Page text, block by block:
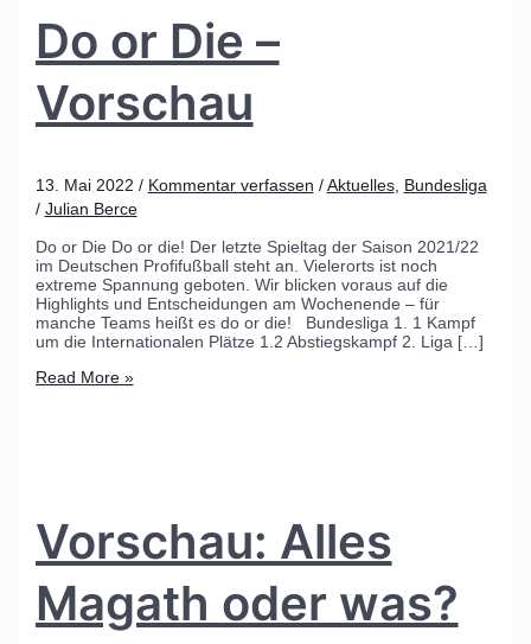
Do or Die –
Vorschau
13. Mai 2022 / Kommentar verfassen /Aktuelles, Bundesliga
/ Julian Berce
Do or Die Do or die! Der letzte Spieltag der Saison 2021/22
im Deutschen Profifußball steht an. Vielerorts ist noch
extreme Spannung geboten. Wir blicken voraus auf die
Highlights und Entscheidungen am Wochenende – für
manche Teams heißt es do or die! Bundesliga 1. 1 Kampf
um die Internationalen Plätze 1.2 Abstiegskampf 2. Liga […]
Read More »
Vorschau: Alles
Magath oder was?